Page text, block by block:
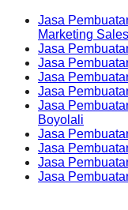
Jasa
Marketing
Jasa
Jasa
Jasa
Jasa
Jasa
Boyolali
Jasa
Jasa
Jasa
Jasa